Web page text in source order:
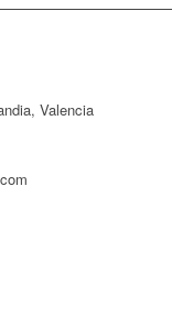
Valencia